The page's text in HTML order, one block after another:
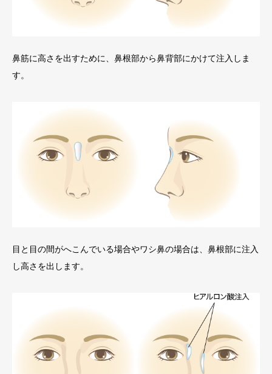
鼻筋に高さを出すために、鼻根部から鼻背部にかけて注入しま
す。
目と目の間がへこんでいる場合やワシ鼻の場合は、鼻根部に注入
し高さを出します。